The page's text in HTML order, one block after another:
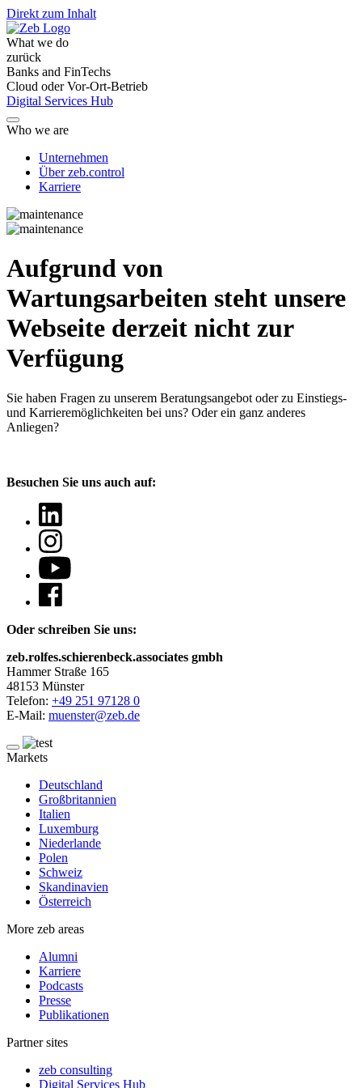
Direkt zum Inhalt
What we do
zurück
Banks and FinTechs
Cloud oder Vor-Ort-Betrieb
Digital Services Hub
Who we are
Unternehmen
Über zeb.control
Karriere
Aufgrund von
Wartungsarbeiten steht unsere
Webseite derzeit nicht zur
Verfügung
Sie haben Fragen zu unserem Beratungsangebot oder zu Einstiegs-
und Karrieremöglichkeiten bei uns? Oder ein ganz anderes
Anliegen?
Besuchen Sie uns auch auf:
Oder schreiben Sie uns:
zeb.rolfes.schierenbeck.associates gmbh
Hammer Straße 165
48153 Münster
Telefon: +49 251 97128 0
E-Mail: muenster@zeb.de
Markets
Deutschland
Großbritannien
Italien
Luxemburg
Niederlande
Polen
Schweiz
Skandinavien
Österreich
More zeb areas
Alumni
Karriere
Podcasts
Presse
Publikationen
Partner sites
zeb consulting
Digital Services Hub